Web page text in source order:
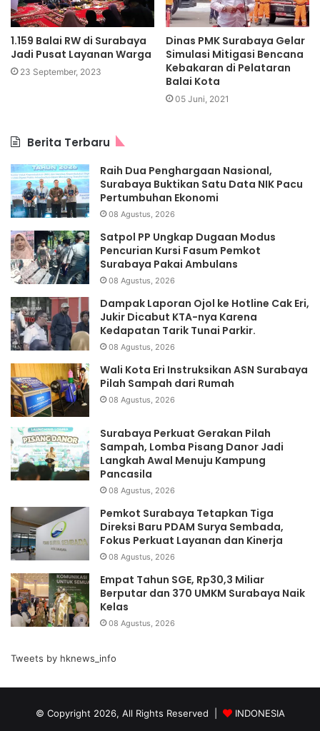
1.159 Balai RW di Surabaya
Jadi Pusat Layanan Warga
23 September, 2023
Dinas PMK Surabaya Gelar
Simulasi Mitigasi Bencana
Kebakaran di Pelataran
Balai Kota
05 Juni, 2021
Berita Terbaru
Raih Dua Penghargaan Nasional,
Surabaya Buktikan Satu Data NIK Pacu
Pertumbuhan Ekonomi
08 Agustus, 2026
Satpol PP Ungkap Dugaan Modus
Pencurian Kursi Fasum Pemkot
Surabaya Pakai Ambulans
08 Agustus, 2026
Dampak Laporan Ojol ke Hotline Cak Eri,
Jukir Dicabut KTA-nya Karena
Kedapatan Tarik Tunai Parkir.
08 Agustus, 2026
Wali Kota Eri Instruksikan ASN Surabaya
Pilah Sampah dari Rumah
08 Agustus, 2026
Surabaya Perkuat Gerakan Pilah
Sampah, Lomba Pisang Danor Jadi
Langkah Awal Menuju Kampung
Pancasila
08 Agustus, 2026
Pemkot Surabaya Tetapkan Tiga
Direksi Baru PDAM Surya Sembada,
Fokus Perkuat Layanan dan Kinerja
08 Agustus, 2026
Empat Tahun SGE, Rp30,3 Miliar
Berputar dan 370 UMKM Surabaya Naik
Kelas
08 Agustus, 2026
Tweets by hknews_info
© Copyright 2026, All Rights Reserved |
INDONESIA